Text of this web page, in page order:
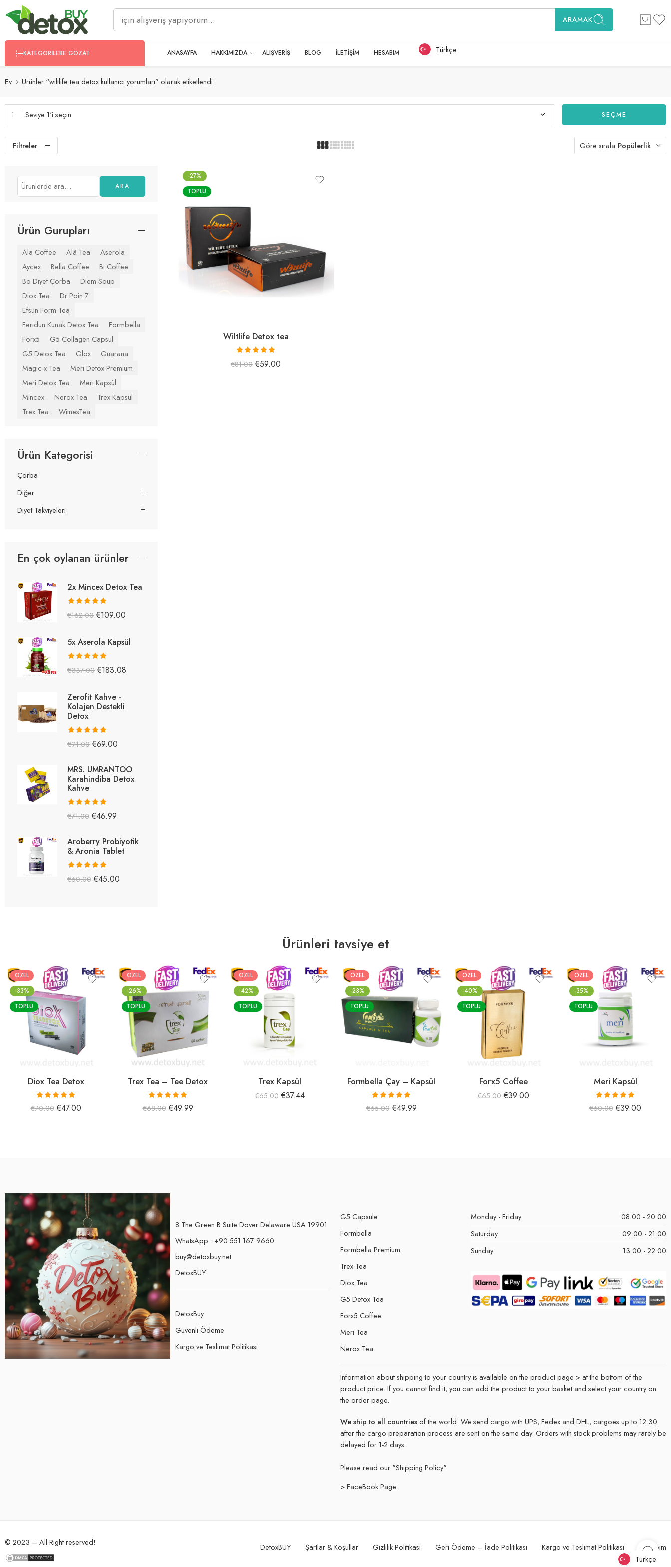
ARAMAK
KATEGORILERE GÖZAT ANASAYFA HAKKIMIZDA ALIŞVERİŞ BLOG İLETİŞİM HESABIM Türkçe
Ev Ürünler “wiltlife tea detox kullanıcı yorumları” olarak etiketlendi
Seviye 1'i seçin SEÇME
Filtreler Göre sırala Popülerlik
-27%
TOPLU
Wiltlife Detox tea
5 üzerinden
€81.00 €59.00
ARA
Ürün Gurupları
Ala Coffee Alâ Tea
Aserola
Aycex
Bella Coffee
Bi Coffee
Bo Diyet Çorba
Diem Soup
Diox Tea
Dr Poin 7
Efsun Form Tea
Feridun Kunak Detox Tea
Formbella
Forx5
G5 Collagen Capsul
G5 Detox Tea
Glox
Guarana
Magic-x Tea
Meri Detox Premium
Meri Detox Tea
Meri Kapsül
Mincex
Nerox Tea
Trex Kapsül
Trex Tea
WitnesTea
Ürün Kategorisi
Çorba
Diğer
Diyet Takviyeleri
En çok oylanan ürünler
2x Mincex Detox Tea
5 üzerinden
€162.00 €109.00
5x Aserola Kapsül
5 üzerinden
€337.00 €183.08
Zerofit Kahve -
Kolajen Destekli
Detox
5 üzerinden
€91.00 €69.00
MRS. UMRANTOO
Karahindiba Detox
Kahve
5 üzerinden
€71.00 €46.99
Aroberry Probiyotik
& Aronia Tablet
5 üzerinden
€60.00 €45.00
Ürünleri tavsiye et
ÖZEL
-33%
TOPLU
Diox Tea Detox
5 üzerinden
5.00oy aldı
€70.00 €47.00
ÖZEL
-26%
TOPLU
Trex Tea – Tee Detox
5 üzerinden
5.00oy aldı
€68.00 €49.99
ÖZEL
-42%
TOPLU
Trex Kapsül
€65.00 €37.44
ÖZEL
-23%
TOPLU
Formbella Çay – Kapsül
5 üzerinden
5.00oy aldı
€65.00 €49.99
ÖZEL
-40%
TOPLU
Forx5 Coffee
€65.00 €39.00
ÖZEL
-35%
TOPLU
Meri Kapsül
5 üzerinden
5.00oy aldı
€60.00 €39.00
8 The Green B Suite Dover Delaware USA 19901
WhatsApp : +90 551 167 9660
buy@detoxbuy.net
DetoxBUY
DetoxBuy
Güvenli Ödeme
Kargo ve Teslimat Politikası
G5 Capsule
Formbella
Formbella Premium
Trex Tea
Diox Tea
G5 Detox Tea
Forx5 Coffee
Meri Tea
Nerox Tea
Monday - Friday
08:00 - 20:00
Saturday
09:00 - 21:00
Sunday
13:00 - 22:00
Information about shipping to your country is available on the product page > at the bottom of the
product price. If you cannot find it, you can add the product to your basket and select your country on
the order page.
We ship to all countriesof the world. We send cargo with UPS, Fedex and DHL, cargoes up to 12:30
after the cargo preparation process are sent on the same day. Orders with stock problems may rarely be
delayed for 1-2 days.
Please read our "Shipping Policy".
> FaceBook Page
© 2023 – All Right reserved! DetoxBUY Şartlar & Koşullar Gizlilik Politikası Geri Ödeme – İade Politikası Kargo ve Teslimat Politikası
Hesabım
Türkçe
Türkçe